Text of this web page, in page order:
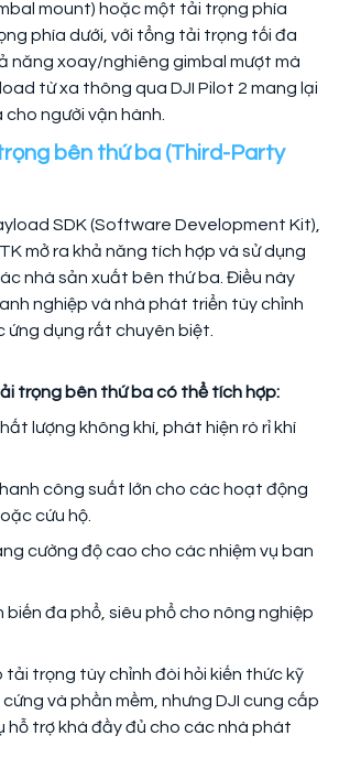
mount) hoặc một tải trọng phía
phía dưới, với tổng tải trọng tối đa
năng xoay/nghiêng gimbal mượt mà
từ xa thông qua DJI Pilot 2 mang lại
người vận hành.
bên thứ ba (Third-Party
SDK (Software Development Kit),
mở ra khả năng tích hợp và sử dụng
nhà sản xuất bên thứ ba. Điều này
nghiệp và nhà phát triển tùy chỉnh
ứng dụng rất chuyên biệt.
trọng bên thứ ba có thể tích hợp:
lượng không khí, phát hiện rò rỉ khí
công suất lớn cho các hoạt động
cứu hộ.
cường độ cao cho các nhiệm vụ ban
biến đa phổ, siêu phổ cho nông nghiệp
tải trọng tùy chỉnh đòi hỏi kiến thức kỹ
và phần mềm, nhưng DJI cung cấp
hỗ trợ khá đầy đủ cho các nhà phát